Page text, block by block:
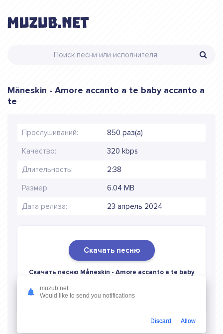
Måneskin - Amore accanto a te baby accanto a
te
Прослушиваний: 850 раз(а)
Качество: 320 kbps
Длительность: 2:38
Размер: 6.04 MB
Дата релиза: 23 апрель 2024
Скачать песню
Скачать песню Måneskin - Amore accanto a te baby
бесплатно или слушать музыку в режиме онлайн
muzub.net
Would like to send you notifications
Discard Allow